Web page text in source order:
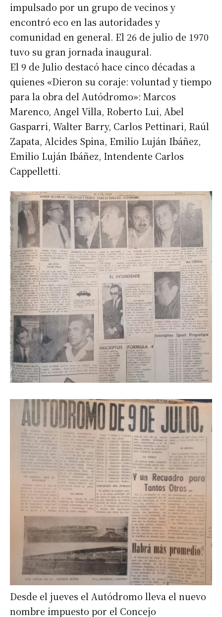
impulsado por un grupo de vecinos y
encontró eco en las autoridades y
comunidad en general. El 26 de julio de 1970
tuvo su gran jornada inaugural.
El 9 de Julio destacó hace cinco décadas a
quienes «Dieron su coraje: voluntad y tiempo
para la obra del Autódromo»: Marcos
Marenco, Angel Villa, Roberto Lui, Abel
Gasparri, Walter Barry, Carlos Pettinari, Raúl
Zapata, Alcides Spina, Emilio Luján Ibáñez,
Emilio Luján Ibáñez, Intendente Carlos
Cappelletti.
Desde el jueves el Autódromo lleva el nuevo
nombre impuesto por el Concejo